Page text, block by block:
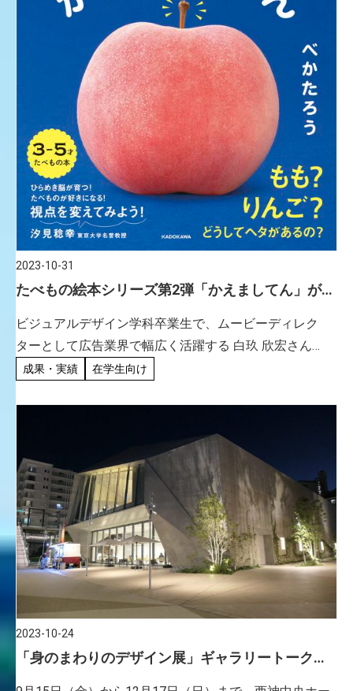
2023-10-31
たべもの絵本シリーズ第2弾「かえましてん」が出
玖 欣宏さん）
ビジュアルデザイン学科卒業生で、ムービーディレク
ターとして広告業界で幅広く活躍する 白玖 欣宏さん
（2008年度卒業）が所属するグループ”べかたろう”名義
成果・実績 在学生向け
2023-10-24
「身のまわりのデザイン展」ギャラリートークが